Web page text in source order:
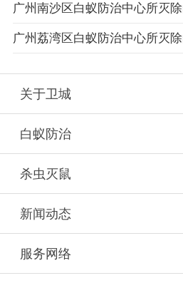
关于卫城
白蚁防治
杀虫灭鼠
新闻动态
服务网络